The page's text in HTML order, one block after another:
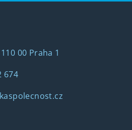
00 Praha 1
674